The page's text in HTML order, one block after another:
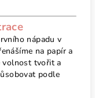
nápadu v
na papír a
volnost tvořit a
podle